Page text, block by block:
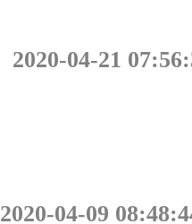
2020-04-21
2020-04-09